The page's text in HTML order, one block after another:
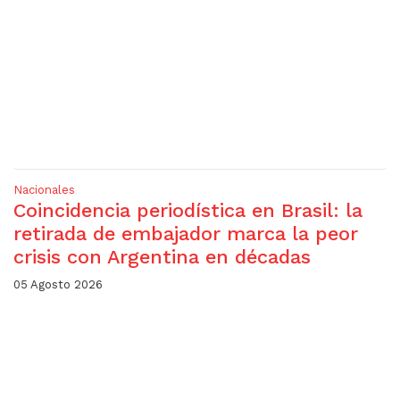
Nacionales
Coincidencia periodística en Brasil: la
retirada de embajador marca la peor
crisis con Argentina en décadas
05 Agosto 2026